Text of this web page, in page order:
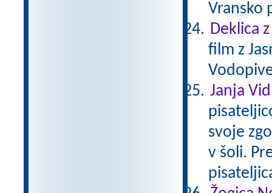
Vransko
Deklica
film z
Janja
svoje
v šoli.